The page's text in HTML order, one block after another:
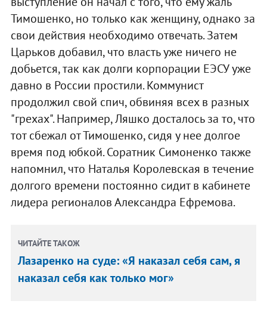
Тимошенко, но только как женщину, однако за
свои действия необходимо отвечать. Затем
Царьков добавил, что власть уже ничего не
добьется, так как долги корпорации ЕЭСУ уже
давно в России простили. Коммунист
продолжил свой спич, обвиняя всех в разных
"грехах". Например, Ляшко досталось за то, что
тот сбежал от Тимошенко, сидя у нее долгое
время под юбкой. Соратник Симоненко также
напомнил, что Наталья Королевская в течение
долгого времени постоянно сидит в кабинете
лидера регионалов Александра Ефремова.
ЧИТАЙТЕ ТАКОЖ
Лазаренко на суде: «Я наказал себя сам, я
наказал себя как только мог»